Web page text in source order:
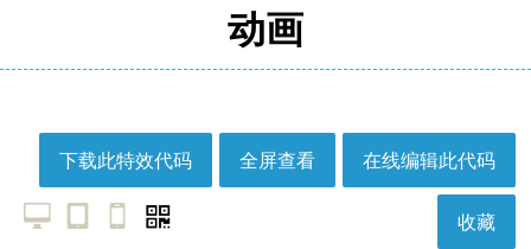
动画
在线编辑此代码
全屏查看
下载此特效代码
收藏